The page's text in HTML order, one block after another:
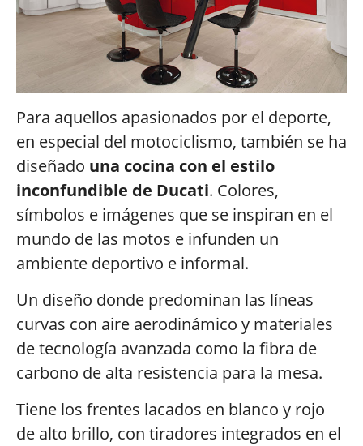
Para aquellos apasionados por el deporte,
en especial del motociclismo, también se ha
diseñado una cocina con el estilo
inconfundible de Ducati. Colores,
símbolos e imágenes que se inspiran en el
mundo de las motos e infunden un
ambiente deportivo e informal.
Un diseño donde predominan las líneas
curvas con aire aerodinámico y materiales
de tecnología avanzada como la fibra de
carbono de alta resistencia para la mesa.
Tiene los frentes lacados en blanco y rojo
de alto brillo, con tiradores integrados en el